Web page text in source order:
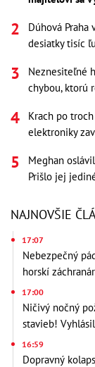
Dúhová
desiatky tisíc
Neznesiteľné
chybou, ktorú
Krach po
elektroniky
Meghan
Prišlo jej
NAJNOVŠIE
17:07
Nebezpečný
horskí
17:00
Ničivý nočný
stavieb!
16:59
Dopravný